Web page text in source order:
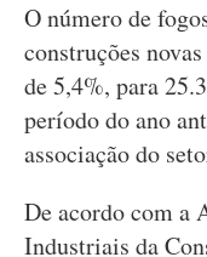
O número de
construções
de 5,4%, para
período do ano
associação do
De acordo com a
Industriais da